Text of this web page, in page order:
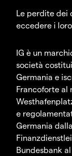
Le perdite dei
eccedere i
IG è un
società
Germania e
Francoforte al
e
Germania
Bundesbank